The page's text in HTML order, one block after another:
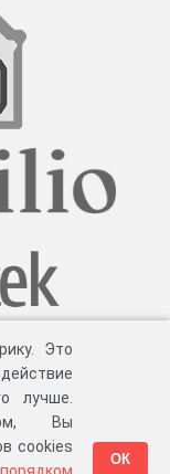
Это
лучше.
Вы
cookies
ОК